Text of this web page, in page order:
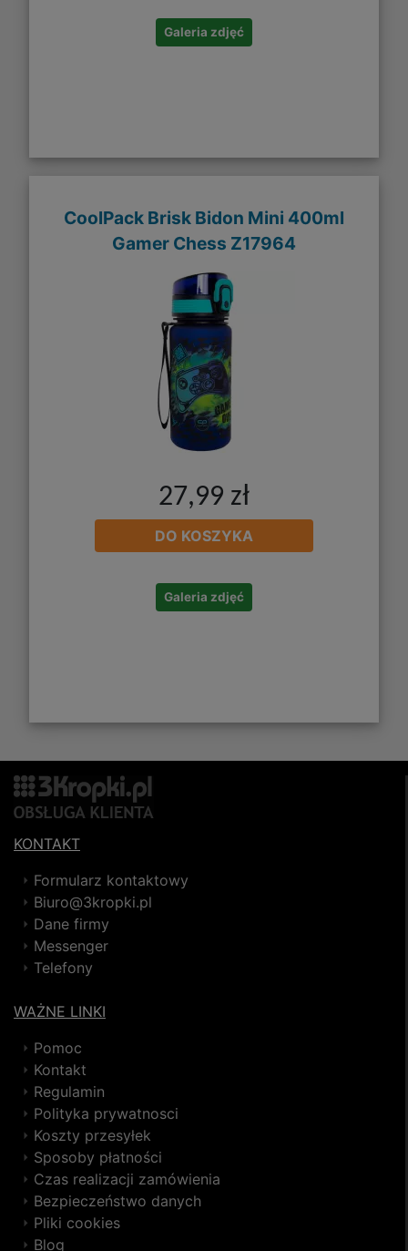
Galeria zdjęć
CoolPack Brisk Bidon Mini 400ml
Gamer Chess Z17964
27,99 zł
DO KOSZYKA
Galeria zdjęć
KONTAKT
Formularz kontaktowy
Biuro@3kropki.pl
Dane firmy
Messenger
Telefony
WAŻNE LINKI
Pomoc
Kontakt
Regulamin
Polityka prywatnosci
Koszty przesyłek
Sposoby płatności
Czas realizacji zamówienia
Bezpieczeństwo danych
Pliki cookies
Blog